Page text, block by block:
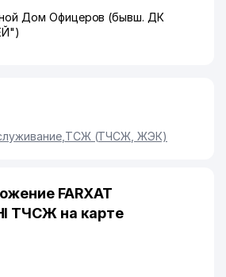
Дом Офицеров (бывш. ДК
, ТСЖ (ТЧСЖ, ЖЭК)
FARXAT
ТЧСЖ на карте